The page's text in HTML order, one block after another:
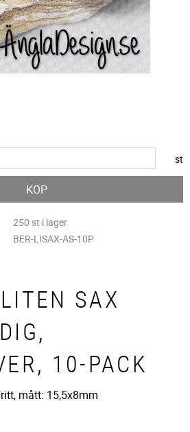
st
KÖP
250 st i lager
BER-LISAX-AS-10P
SAX
10-PACK
mått: 15,5x8mm